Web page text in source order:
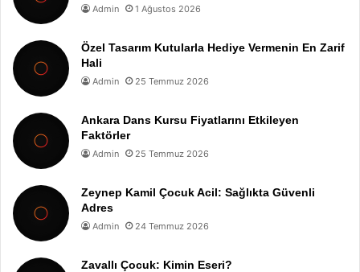
Admin 1 Ağustos 2026
Özel Tasarım Kutularla Hediye Vermenin En Zarif
Hali
Admin 25 Temmuz 2026
Ankara Dans Kursu Fiyatlarını Etkileyen
Faktörler
Admin 25 Temmuz 2026
Zeynep Kamil Çocuk Acil: Sağlıkta Güvenli
Adres
Admin 24 Temmuz 2026
Zavallı Çocuk: Kimin Eseri?